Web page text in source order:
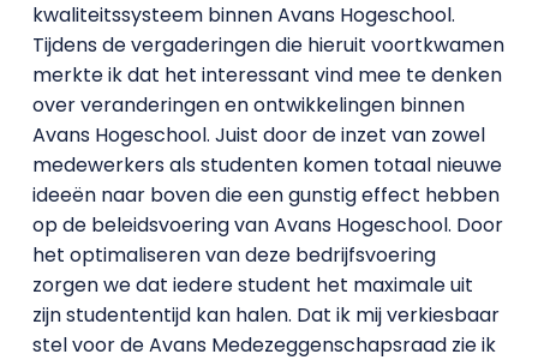
kwaliteitssysteem binnen Avans Hogeschool.
Tijdens de vergaderingen die hieruit voortkwamen
merkte ik dat het interessant vind mee te denken
over veranderingen en ontwikkelingen binnen
Avans Hogeschool. Juist door de inzet van zowel
medewerkers als studenten komen totaal nieuwe
ideeën naar boven die een gunstig effect hebben
op de beleidsvoering van Avans Hogeschool. Door
het optimaliseren van deze bedrijfsvoering
zorgen we dat iedere student het maximale uit
zijn studententijd kan halen. Dat ik mij verkiesbaar
stel voor de Avans Medezeggenschapsraad zie ik